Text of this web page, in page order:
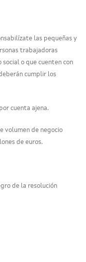
las pequeñas y
trabajadoras
o que cuenten con
cumplir los
cuenta ajena.
volumen de negocio
de euros.
de la resolución